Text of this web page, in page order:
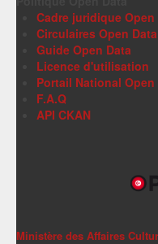
Cadre juridique Open
Circulaires Open Data
Guide Open Data
Licence d'utilisation
Portail National Open
F.A.Q
API CKAN
Ministère des Affaires